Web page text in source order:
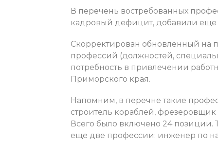
В перечень востребованных
кадровый дефицит, добавили еще
Скорректирован обновленный на
профессий (должностей,
потребность в привлечении
Приморского края.
Напомним, в перечне такие
строитель кораблей,
Всего было включено 24
еще две профессии: инженер по